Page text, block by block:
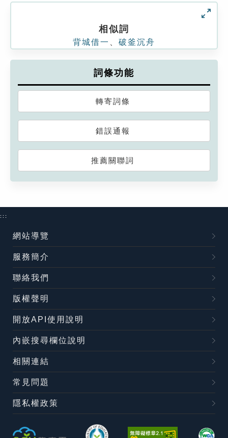
相似詞
背城借一 破釜沉舟
詞條功能
轉寄詞條
錯誤通報
推薦關聯詞
:::
網站導覽
服務簡介
聯絡我們
版權聲明
開放API使用說明
內嵌搜尋欄位說明
相關連結
常見問題
隱私權政策